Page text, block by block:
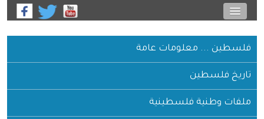
فلسطين ... معلومات عامة
تاريخ فلسطين
ملفات وطنية فلسطينية